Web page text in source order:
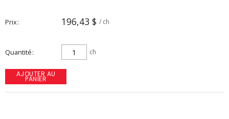
Prix 196,43 $ / ch
Quantité ch
AJOUTER AU
PANIER